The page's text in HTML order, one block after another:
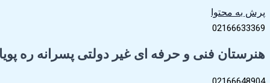
پرش به محتوا
02166633369
هنرستان فنی و حرفه ای غیر دولتی پسرانه ره